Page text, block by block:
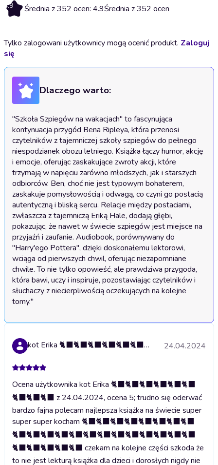
4.9 Średnia z 352 ocen: 4.9Średnia z 352 ocen
Tylko zalogowani użytkownicy mogą ocenić produkt. Zaloguj
się
Dlaczego warto:
"Szkoła Szpiegów na wakacjach" to fascynująca
kontynuacja przygód Bena Ripleya, która przenosi
czytelników z tajemniczej szkoły szpiegów do pełnego
niespodzianek obozu letniego. Książka łączy humor, akcję
i emocje, oferując zaskakujące zwroty akcji, które
trzymają w napięciu zarówno młodszych, jak i starszych
odbiorców. Ben, choć nie jest typowym bohaterem,
zaskakuje pomysłowością i odwagą, co czyni go postacią
autentyczną i bliską sercu. Relacje między postaciami,
zwłaszcza z tajemniczą Eriką Hale, dodają głębi,
pokazując, że nawet w świecie szpiegów jest miejsce na
przyjaźń i zaufanie. Audiobook, porównywany do
"Harry'ego Pottera", dzięki doskonałemu lektorowi,
wciąga od pierwszych chwil, oferując niezapomniane
chwile. To nie tylko opowieść, ale prawdziwa przygoda,
która bawi, uczy i inspiruje, pozostawiając czytelników i
słuchaczy z niecierpliwością oczekujących na kolejne
tomy."
kot Erika 🐈‍⬛🐈‍⬛🐈‍⬛🐈‍⬛🐈‍⬛🐈‍⬛🐈‍⬛🐈‍⬛🐈‍⬛ 24.04.2024
Ocena użytkownika kot Erika 🐈‍⬛🐈‍⬛🐈‍⬛🐈‍⬛🐈‍⬛🐈‍⬛
🐈‍⬛🐈‍⬛🐈‍⬛ z 24.04.2024, ocena 5; trudno się oderwać
bardzo fajna polecam najlepsza książka na świecie super
super super kocham 🐈‍⬛🐈‍⬛🐈‍⬛🐈‍⬛🐈‍⬛🐈‍⬛🐈‍⬛🐈‍⬛
🐈‍⬛🐈‍⬛🐈‍⬛🐈‍⬛🐈‍⬛🐈‍⬛🐈‍⬛🐈‍⬛🐈‍⬛🐈‍⬛🐈‍⬛🐈‍⬛🐈‍⬛
🐈‍⬛🐈‍⬛🐈‍⬛🐈‍⬛🐈‍⬛ czekam na kolejne części szkoda że
to nie jest lekturą książka dla dzieci i dorosłych nigdy nie